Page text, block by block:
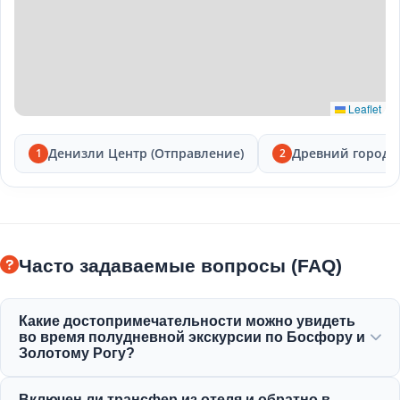
Leaflet
1 Денизли Центр (Отправление) 2 Древний город
Часто задаваемые вопросы (FAQ)
Какие достопримечательности можно увидеть
во время полудневной экскурсии по Босфору и
Золотому Рогу?